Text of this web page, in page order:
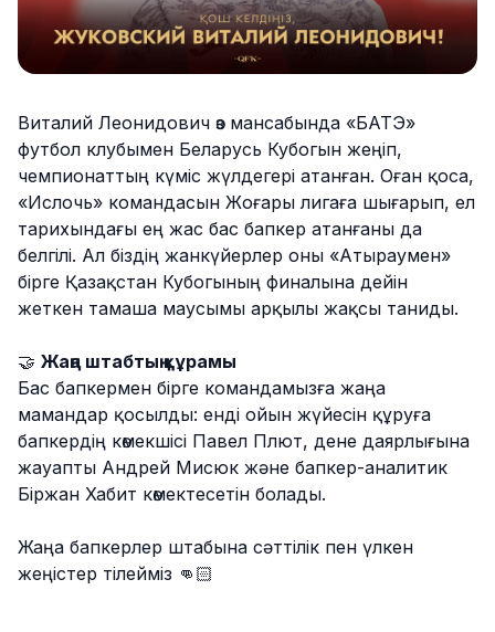
Виталий Леонидович өз мансабында «БАТЭ»
футбол клубымен Беларусь Кубогын жеңіп,
чемпионаттың күміс жүлдегері атанған. Оған қоса,
«Ислочь» командасын Жоғары лигаға шығарып, ел
тарихындағы ең жас бас бапкер атанғаны да
белгілі. Ал біздің жанкүйерлер оны «Атыраумен»
бірге Қазақстан Кубогының финалына дейін
жеткен тамаша маусымы арқылы жақсы таниды.
🤝 Жаңа штабтың құрамы
Бас бапкермен бірге командамызға жаңа
мамандар қосылды: енді ойын жүйесін құруға
бапкердің көмекшісі Павел Плют, дене даярлығына
жауапты Андрей Мисюк және бапкер-аналитик
Біржан Хабит көмектесетін болады.
Жаңа бапкерлер штабына сәттілік пен үлкен
жеңістер тілейміз 👊🏻